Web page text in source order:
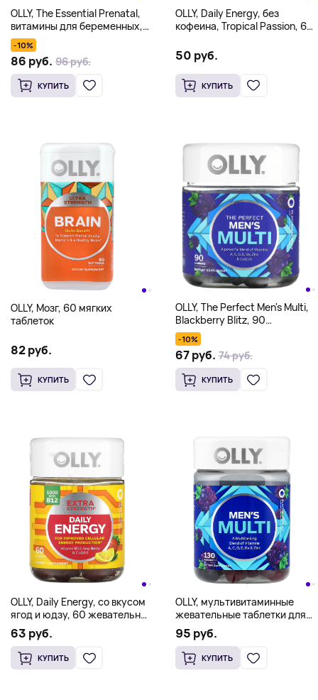
OLLY, The Essential Prenatal,
витамины для беременных,
сладкий цитрус, 84
жевательные таблетки
-10%
86 руб. 96 руб.
КУПИТЬ
OLLY, Daily Energy, без
кофеина, Tropical Passion, 60
50 руб.
КУПИТЬ
OLLY, Мозг, 60 мягких
таблеток
82 руб.
КУПИТЬ
OLLY, The Perfect Men's Multi,
Blackberry Blitz, 90
жевательных таблеток
-10%
67 руб. 74 руб.
КУПИТЬ
OLLY, Daily Energy, со вкусом
ягод и юдзу, 60 жевательных
мармеладок
63 руб.
КУПИТЬ
OLLY, мультивитаминные
жевательные таблетки для
мужчин, со вкусом ежевики,
130 жевательных таблеток
95 руб.
КУПИТЬ